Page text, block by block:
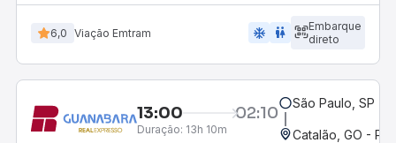
6,0 Viação Emtram ac_unit wc
Embarque
direto
13:00 02:10
Duração: 13h 10m
São Paulo, SP -
Catalão, GO -